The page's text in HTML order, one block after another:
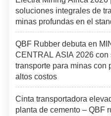
soluciones integrales de
minas profundas en el
QBF Rubber debuta en
CENTRAL ASIA 2026
transporte para minas con
altos costos
Cinta transportadora
planta de cemento – QBF